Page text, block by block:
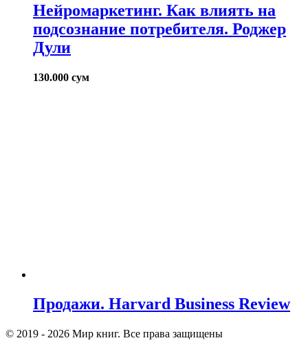
Нейромаркетинг. Как влиять на
подсознание потребителя. Роджер
Дули
130.000 сум
Продажи. Harvard Business Review
© 2019 - 2026 Мир книг. Все права защищены